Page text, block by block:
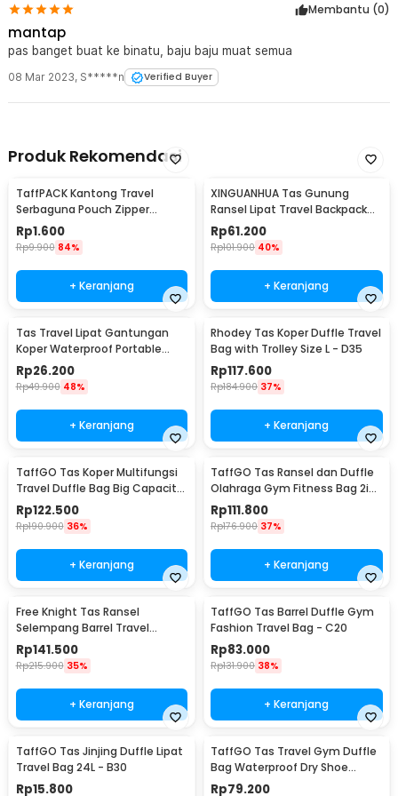
Membantu (0)
mantap
pas banget buat ke binatu, baju baju muat semua
08 Mar 2023, S*****n Verified Buyer
Produk Rekomendasi
TaffPACK Kantong Travel
Serbaguna Pouch Zipper
Organizer 1 PCS - CC-003
Rp1.600
Rp9.900 84%
+ Keranjang
XINGUANHUA Tas Gunung
Ransel Lipat Travel Backpack
Waterproof 17L - GC17
Rp61.200
Rp101.900 40%
+ Keranjang
Tas Travel Lipat Gantungan
Koper Waterproof Portable
Folding Bag 32L - SW1014
Rp26.200
Rp49.900 48%
+ Keranjang
Rhodey Tas Koper Duffle Travel
Bag with Trolley Size L - D35
Rp117.600
Rp184.900 37%
+ Keranjang
TaffGO Tas Koper Multifungsi
Travel Duffle Bag Big Capacity
3 Concept Eyes - D30
Rp122.500
Rp190.900 36%
+ Keranjang
TaffGO Tas Ransel dan Duffle
Olahraga Gym Fitness Bag 2in1
Polyester - T90
Rp111.800
Rp176.900 37%
+ Keranjang
Free Knight Tas Ransel
Selempang Barrel Travel
Mountaineering Canvas -
CC05
Rp141.500
Rp215.900 35%
+ Keranjang
TaffGO Tas Barrel Duffle Gym
Fashion Travel Bag - C20
Rp83.000
Rp131.900 38%
+ Keranjang
TaffGO Tas Jinjing Duffle Lipat
Travel Bag 24L - B30
Rp15.800
TaffGO Tas Travel Gym Duffle
Bag Waterproof Dry Shoe
Compartment - C42
Rp79.200